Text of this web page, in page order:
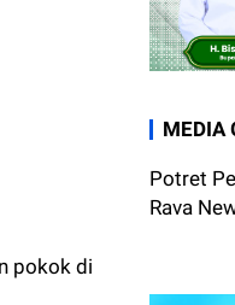
pokok di
MEDIA
Potret
Rava